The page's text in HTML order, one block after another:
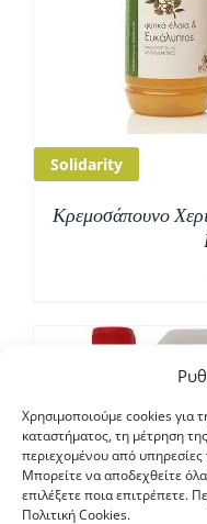
Χρησιμοποιούμε cookies για
καταστήματος, τη μέτρηση
περιεχομένου από
Μπορείτε να αποδεχθείτε
επιλέξετε ποια επιτρέπετε.
Πολιτική Cookies.
Solidarity
Κρεμοσάπουνο